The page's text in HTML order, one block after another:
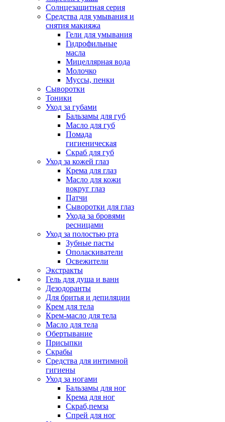
Солнцезащитная серия
Средства для умывания и
снятия макияжа
Гели для умывания
Гидрофильные
масла
Мицеллярная вода
Молочко
Муссы, пенки
Сыворотки
Тоники
Уход за губами
Бальзамы для губ
Масло для губ
Помада
гигиеническая
Скраб для губ
Уход за кожей глаз
Крема для глаз
Масло для кожи
вокруг глаз
Патчи
Сыворотки для глаз
Ухода за бровями
ресницами
Уход за полостью рта
Зубные пасты
Ополаскиватели
Освежители
Экстракты
Гель для душа и ванн
Дезодоранты
Для бритья и депиляции
Крем для тела
Крем-масло для тела
Масло для тела
Обертывание
Присыпки
Скрабы
Средства для интимной
гигиены
Уход за ногами
Бальзамы для ног
Крема для ног
Скраб,пемза
Спрей для ног